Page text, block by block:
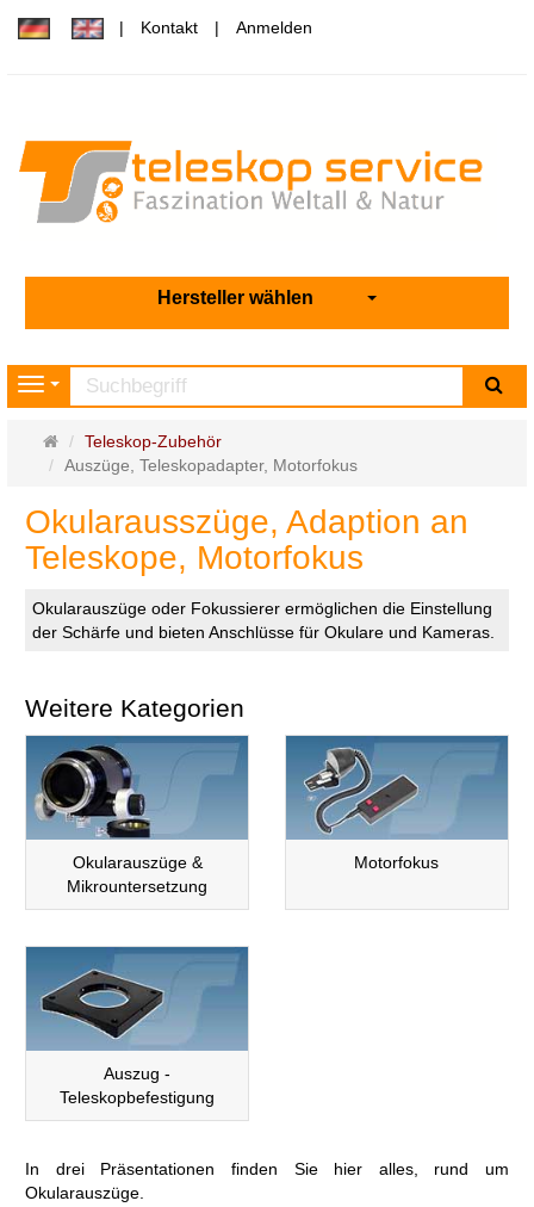
Kontakt Anmelden
Hersteller wählen
Navigation
Startseite
Teleskop-Zubehör
Auszüge, Teleskopadapter, Motorfokus
Okularausszüge, Adaption an
Teleskope, Motorfokus
Okularauszüge oder Fokussierer ermöglichen die Einstellung
der Schärfe und bieten Anschlüsse für Okulare und Kameras.
Weitere Kategorien
Okularauszüge &
Mikrountersetzung
Motorfokus
Auszug -
Teleskopbefestigung
In drei Präsentationen finden Sie hier alles, rund um
Okularauszüge.